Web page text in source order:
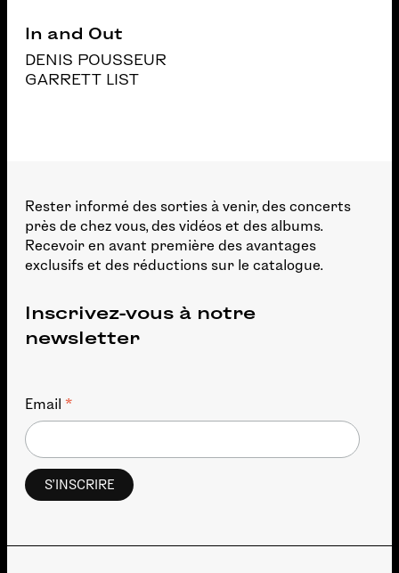
In and Out
DENIS POUSSEUR
GARRETT LIST
Rester informé des sorties à venir, des concerts
près de chez vous, des vidéos et des albums.
Recevoir en avant première des avantages
exclusifs et des réductions sur le catalogue.
Inscrivez-vous à notre
newsletter
Email *